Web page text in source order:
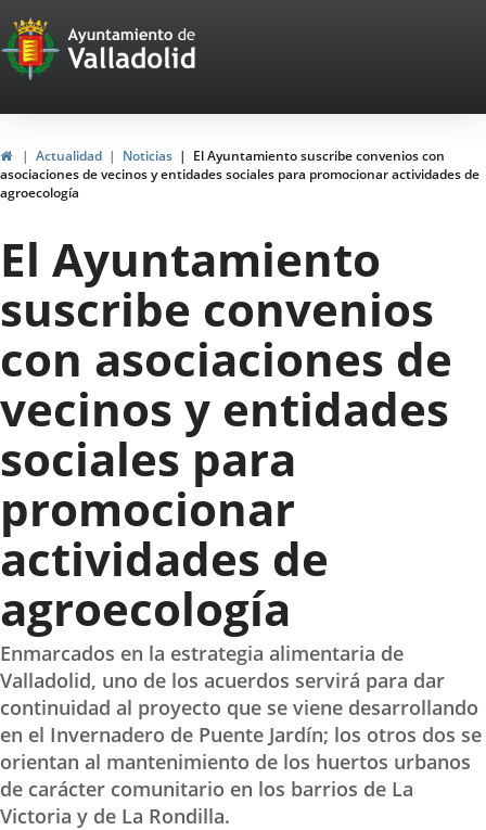
Portal
Web
del
Ayuntamiento
de
Valladolid
InicioActualidad Noticias
El Ayuntamiento suscribe convenios con
asociaciones de vecinos y entidades sociales para promocionar actividades de
agroecología
El Ayuntamiento
suscribe convenios
con asociaciones de
vecinos y entidades
sociales para
promocionar
actividades de
agroecología
Enmarcados en la estrategia alimentaria de
Valladolid, uno de los acuerdos servirá para dar
continuidad al proyecto que se viene desarrollando
en el Invernadero de Puente Jardín; los otros dos se
orientan al mantenimiento de los huertos urbanos
de carácter comunitario en los barrios de La
Victoria y de La Rondilla.